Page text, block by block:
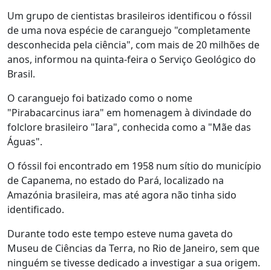
Um grupo de cientistas brasileiros identificou o fóssil
de uma nova espécie de caranguejo "completamente
desconhecida pela ciência", com mais de 20 milhões de
anos, informou na quinta-feira o Serviço Geológico do
Brasil.
O caranguejo foi batizado como o nome
"Pirabacarcinus iara" em homenagem à divindade do
folclore brasileiro "Iara", conhecida como a "Mãe das
Águas".
O fóssil foi encontrado em 1958 num sítio do município
de Capanema, no estado do Pará, localizado na
Amazónia brasileira, mas até agora não tinha sido
identificado.
Durante todo este tempo esteve numa gaveta do
Museu de Ciências da Terra, no Rio de Janeiro, sem que
ninguém se tivesse dedicado a investigar a sua origem.